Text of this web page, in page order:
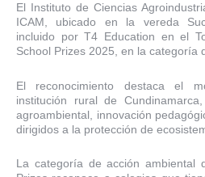
El Instituto de Ciencias
ICAM, ubicado en la vereda
incluido por T4 Education en el
School Prizes 2025, en la categoría
El reconocimiento destaca el
institución rural de
agroambiental, innovación
dirigidos a la protección de
La categoría de acción ambiental